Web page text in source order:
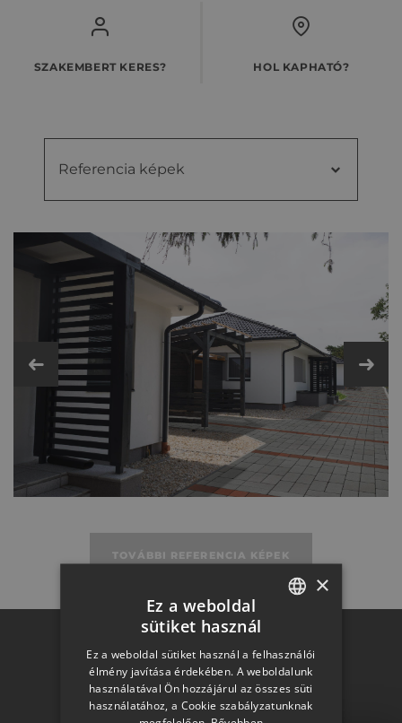
SZAKEMBERT KERES? HOL KAPHATÓ?
Referencia képek
Videók
Kiegészítő cseréptípusok
Fém- és műanyag kiegészítők
Műszaki adatok
képek
TOVÁBBI REFERENCIA KÉPEK
Otthon a
HUNGARIAN
SLOVAK
GERMAN
×
Ez a weboldal
sütiket használ
Ez a weboldal sütiket használ a felhasználói
élmény javítása érdekében. A weboldalunk
használatával Ön hozzájárul az összes süti
használatához, a Cookie szabályzatunknak